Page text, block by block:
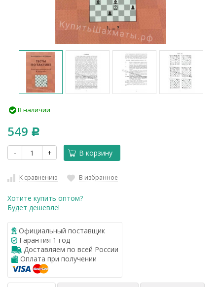
В наличии
549 Р
- + В корзину
К сравнению В избранное
Хотите купить оптом?
Будет дешевле!
Официальный поставщик
Гарантия 1 год
Доставляем по всей России
Оплата при получении